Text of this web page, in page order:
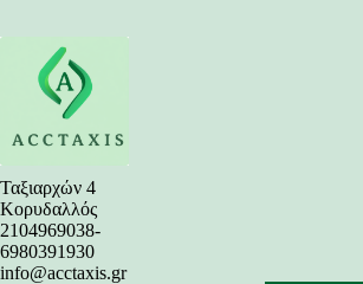
περιεχόμενο
Ταξιαρχών 4
Κορυδαλλός
2104969038-
6980391930
info@acctaxis.gr